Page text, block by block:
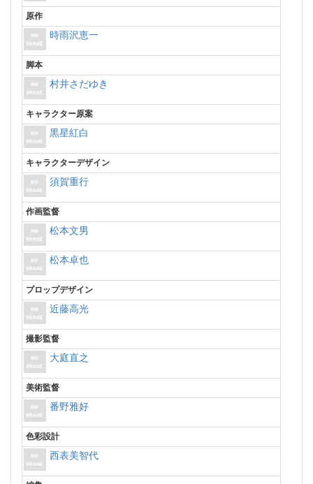
原作
時雨沢恵一
脚本
村井さだゆき
キャラクター原案
黒星紅白
キャラクターデザイン
須賀重行
作画監督
松本文男
松本卓也
プロップデザイン
近藤高光
撮影監督
大庭直之
美術監督
番野雅好
色彩設計
西表美智代